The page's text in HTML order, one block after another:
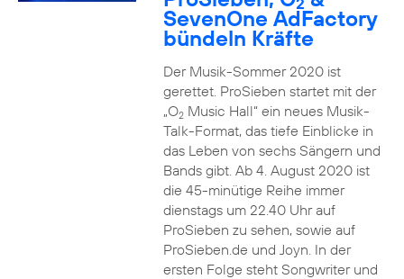
SevenOne AdFactory
bündeln Kräfte
Der Musik-Sommer 2020 ist
gerettet. ProSieben startet mit der
„O2Music Hall“ ein neues Musik-
Talk-Format, das tiefe Einblicke in
das Leben von sechs Sängern und
Bands gibt. Ab 4. August 2020 ist
die 45-minütige Reihe immer
dienstags um 22.40 Uhr auf
ProSieben zu sehen, sowie auf
ProSieben.de und Joyn. In der
ersten Folge steht Songwriter und